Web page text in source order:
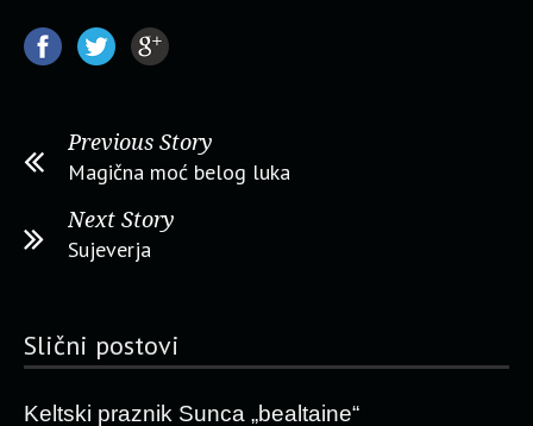
Previous Story
Magična moć belog luka
Next Story
Sujeverja
Slični postovi
Keltski praznik Sunca „bealtaine“